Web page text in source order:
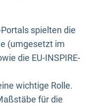
spielten die
(umgesetzt im
die EU-INSPIRE-
wichtige Rolle.
für die